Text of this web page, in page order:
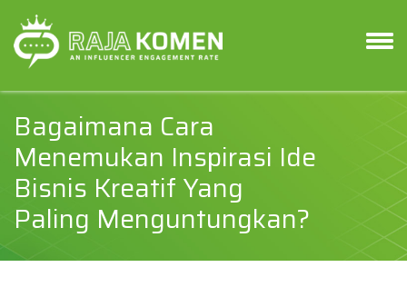
Bagaimana Cara
Menemukan Inspirasi Ide
Bisnis Kreatif Yang
Paling Menguntungkan?